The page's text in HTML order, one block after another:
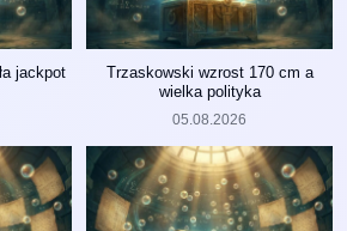
jackpot
Trzaskowski wzrost 170 cm a
wielka polityka
05.08.2026